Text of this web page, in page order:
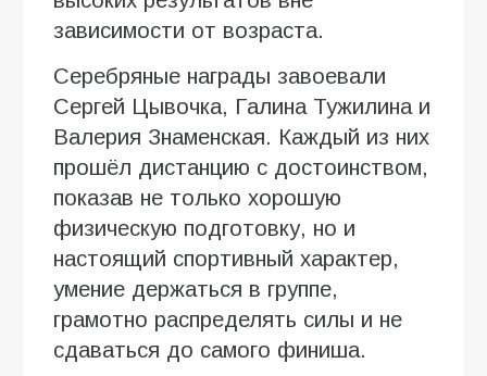
зависимости от возраста.
Серебряные награды завоевали
Сергей Цывочка, Галина Тужилина и
Валерия Знаменская. Каждый из них
прошёл дистанцию с достоинством,
показав не только хорошую
физическую подготовку, но и
настоящий спортивный характер,
умение держаться в группе,
грамотно распределять силы и не
сдаваться до самого финиша.